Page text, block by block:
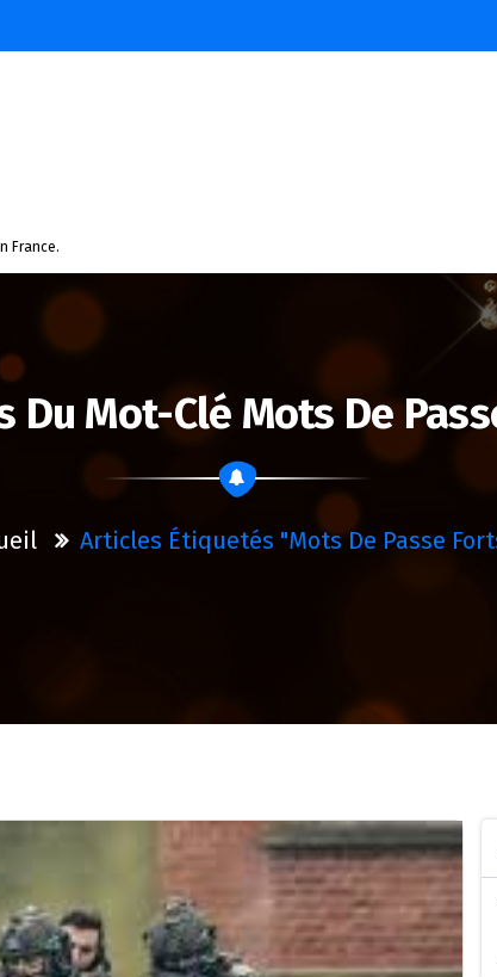
France.
Du Mot-Clé Mots De
Articles Étiquetés "mots De Passe